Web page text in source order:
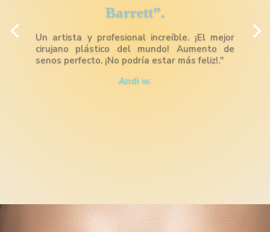
Excelentes resultados en mi esposa con
respecto a la abdominoplastia (liposucción y
nariz). No podría pedir mejores resultados de
aspecto más natural y un precio razonable.
Muy muy recomendado.
Stephen D.